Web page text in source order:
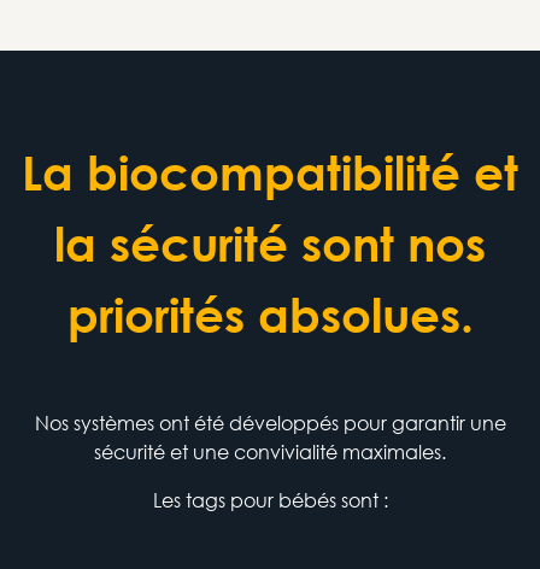
La biocompatibilité et
la sécurité sont nos
priorités absolues.
Nos systèmes ont été développés pour garantir une
sécurité et une convivialité maximales.
Les tags pour bébés sont :